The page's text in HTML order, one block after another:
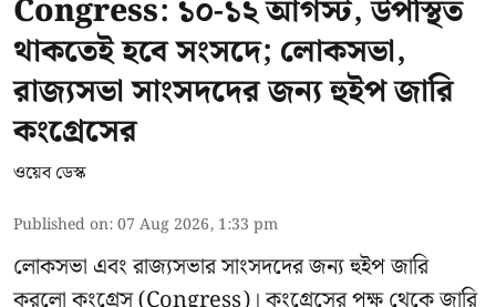
Congress: ১০-১২ আগস্ট, উপস্থিত
থাকতেই হবে সংসদে; লোকসভা,
রাজ্যসভা সাংসদদের জন্য হুইপ জারি
কংগ্রেসের
ওয়েব ডেস্ক
Published on:07 Aug 2026, 1:33 pm
লোকসভা এবং রাজ্যসভার সাংসদদের জন্য হুইপ জারি